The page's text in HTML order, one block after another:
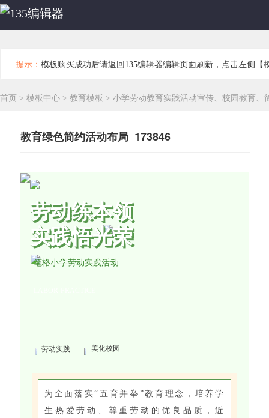
提示： 模板购买成功后请返回135编辑器编辑页面刷新，点击左侧【
首页 > 模板中心 > 教育模板 > 小学劳动教育实践活动宣传、校园教育、
教育绿色简约活动布局 173846
劳动练本领
实践悟光荣
笔格小学劳动实践活动
劳动实践 美化校园
为全面落实“五育并举”教育理念，培养学
生热爱劳动、尊重劳动的优良品质，近